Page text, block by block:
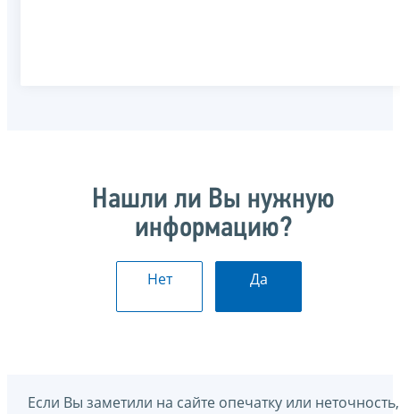
Нашли ли Вы нужную
информацию?
Нет Да
Если Вы заметили на сайте опечатку или неточность,